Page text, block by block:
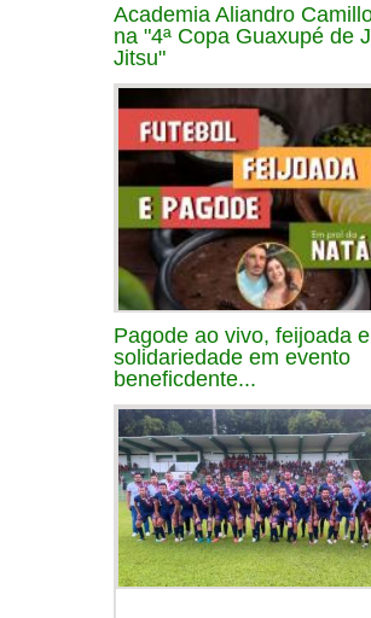
Academia Aliandro
na "4ª Copa Guaxupé de
Jitsu"
Pagode ao vivo, feijoada
solidariedade em evento
beneficdente...